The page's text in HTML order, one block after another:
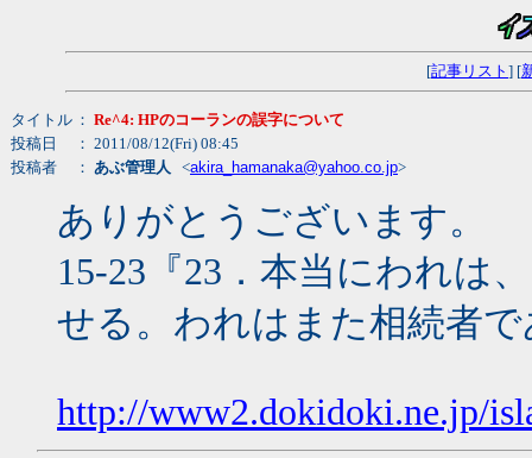
[記事リスト ] [
タイトル ： Re^4: HPのコーランの誤字について
投稿日
： 2011/08/12(Fri) 08:45
投稿者
： あぶ管理人 <akira_hamanaka@yahoo.co.jp>
ありがとうございます。
15-23『23．本当にわれは
せる。われはまた相続者
http://www2.dokidoki.ne.jp/